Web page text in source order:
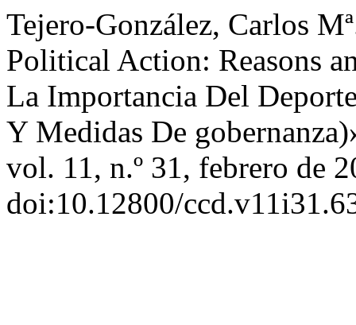
Tejero-González, Carlos
Political Action: Reasons
La Importancia Del
Y Medidas De
vol. 11, n.º 31, febrero de
doi:10.12800/